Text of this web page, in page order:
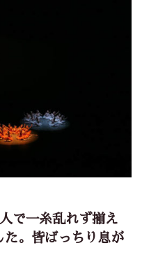
で一糸乱れず揃え
た。皆ばっちり息が